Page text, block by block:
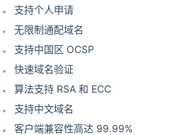
支持个人申请
无限制通配域名
支持中国区 OCSP
快速域名验证
算法支持 RSA 和 ECC
支持中文域名
客户端兼容性高达 99.99%